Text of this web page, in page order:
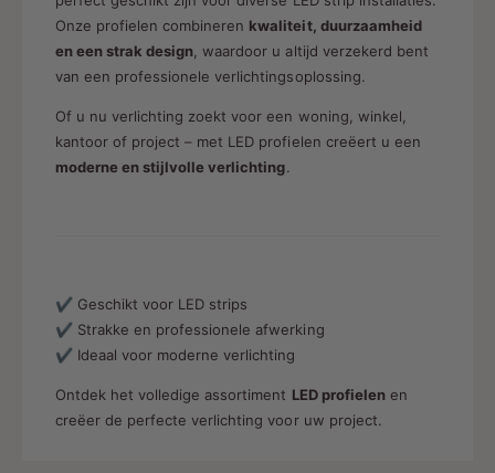
Onze profielen combineren kwaliteit, duurzaamheid
en een strak design , waardoor u altijd verzekerd bent
van een professionele verlichtingsoplossing.
Of u nu verlichting zoekt voor een woning, winkel,
kantoor of project – met LED profielen creëert u een
moderne en stijlvolle verlichting.
✔ Geschikt voor LED strips
✔ Strakke en professionele afwerking
✔ Ideaal voor moderne verlichting
Ontdek het volledige assortiment LED profielenen
creëer de perfecte verlichting voor uw project.